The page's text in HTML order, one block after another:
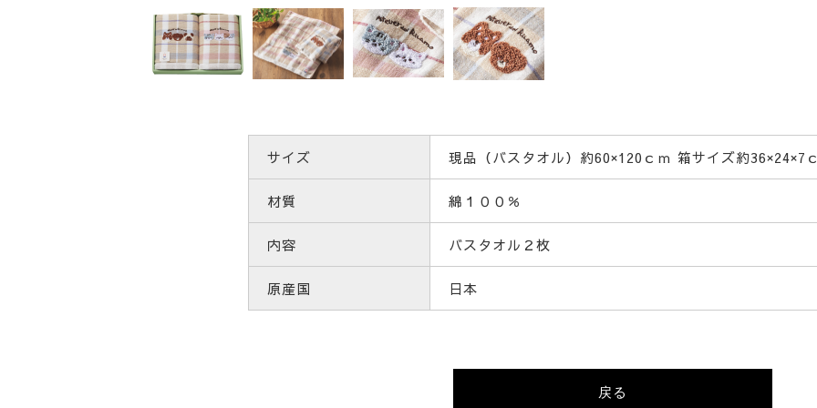
サイズ 現品（バスタオル）約60×120ｃｍ 箱サイズ約36×24×7
材質 綿１００％
内容 バスタオル２枚
原産国 日本
戻る